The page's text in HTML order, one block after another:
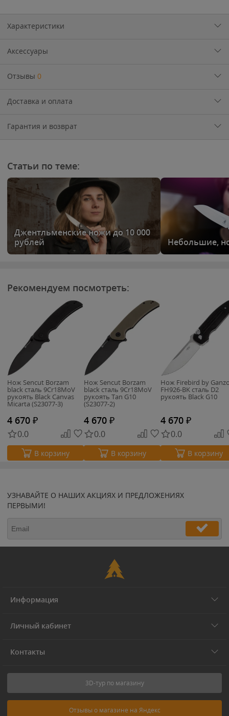
Характеристики
Аксессуары
Отзывы 0
Доставка и оплата
Гарантия и возврат
Статьи по теме:
Джентльменские ножи до 10 000
рублей
Небольшие,
Рекомендуем посмотреть:
Нож Sencut Borzam
black сталь 9Cr18MoV
рукоять Black Canvas
Micarta (S23077-3)
4 670 ₽
0.0
В корзину
Нож Sencut Borzam
black сталь 9Cr18MoV
рукоять Tan G10
(S23077-2)
4 670 ₽
0.0
В корзину
Нож Firebird by
FH926-BK cталь D2
рукоять Black G10
4 670 ₽
0.0
В корзину
УЗНАВАЙТЕ О НАШИХ АКЦИЯХ И ПРЕДЛОЖЕНИЯХ
ПЕРВЫМИ!
Информация
Личный кабинет
Контакты
3D-тур по магазину
Отзывы о магазине на Яндекс